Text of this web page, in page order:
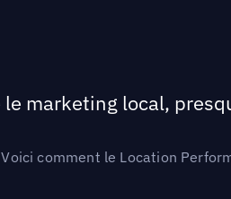
marketing local,
comment le Location